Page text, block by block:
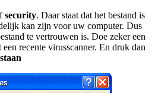
security. Daar staat dat het bestand is
kan zijn voor uw computer. Dus
te vertrouwen is. Doe zeker een
recente virusscanner. En druk dan